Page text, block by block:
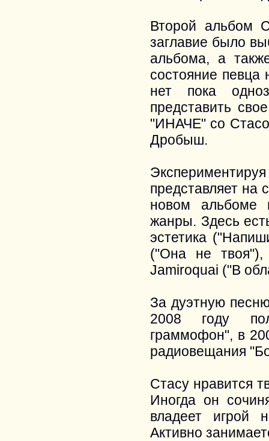
Второй альбом
заглавие было
альбома, а
состояние певца
нет пока
представить
"ИНАЧЕ" со
Дробыш.
представляет на
новом альбоме
жанры. Здесь
эстетика
("Она не
Jamiroquai ("В
За дуэтную
2008 году
граммофон", в
радиовещания
Стасу нравится
Иногда он
владеет игрой
Активно